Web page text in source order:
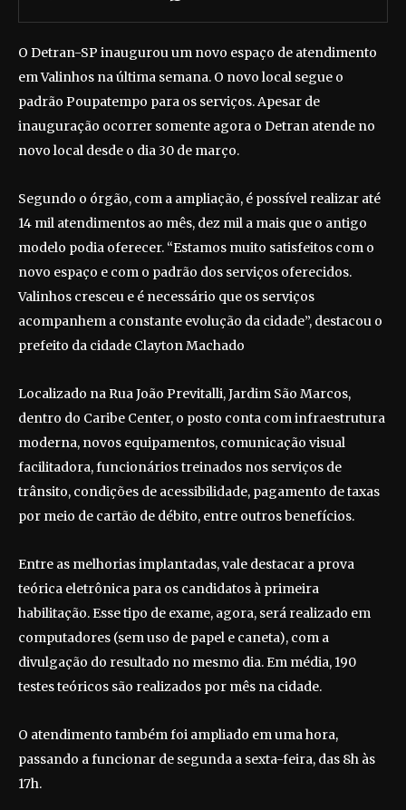
O Detran-SP inaugurou um novo espaço de atendimento
em Valinhos na última semana. O novo local segue o
padrão Poupatempo para os serviços. Apesar de
inauguração ocorrer somente agora o Detran atende no
novo local desde o dia 30 de março.
Segundo o órgão, com a ampliação, é possível realizar até
14 mil atendimentos ao mês, dez mil a mais que o antigo
modelo podia oferecer. “Estamos muito satisfeitos com o
novo espaço e com o padrão dos serviços oferecidos.
Valinhos cresceu e é necessário que os serviços
acompanhem a constante evolução da cidade”, destacou o
prefeito da cidade Clayton Machado
Localizado na Rua João Previtalli, Jardim São Marcos,
dentro do Caribe Center, o posto conta com infraestrutura
moderna, novos equipamentos, comunicação visual
facilitadora, funcionários treinados nos serviços de
trânsito, condições de acessibilidade, pagamento de taxas
por meio de cartão de débito, entre outros benefícios.
Entre as melhorias implantadas, vale destacar a prova
teórica eletrônica para os candidatos à primeira
habilitação. Esse tipo de exame, agora, será realizado em
computadores (sem uso de papel e caneta), com a
divulgação do resultado no mesmo dia. Em média, 190
testes teóricos são realizados por mês na cidade.
O atendimento também foi ampliado em uma hora,
passando a funcionar de segunda a sexta-feira, das 8h às
17h.